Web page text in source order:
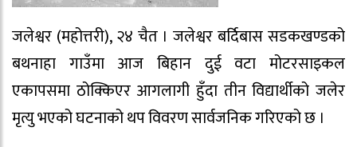
जलेश्वर (महोत्तरी), २४ चैत । जलेश्वर बर्दिबास सडकखण्डको
बथनाहा गाउँमा आज बिहान दुई वटा मोटरसाइकल
एकापसमा ठोक्किएर आगलागी हुँदा तीन विद्यार्थीको जलेर
मृत्यु भएको घटनाको थप विवरण सार्वजनिक गरिएको छ ।